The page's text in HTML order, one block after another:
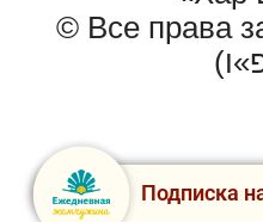
© Все права
Подписка